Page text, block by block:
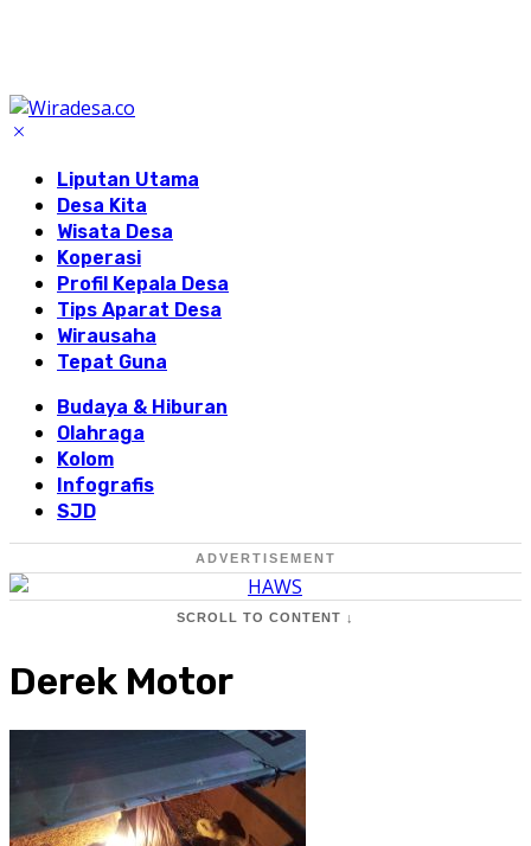
Liputan Utama
Desa Kita
Wisata Desa
Koperasi
Profil Kepala Desa
Tips Aparat Desa
Wirausaha
Tepat Guna
Budaya & Hiburan
Olahraga
Kolom
Infografis
SJD
ADVERTISEMENT
SCROLL TO CONTENT ↓
Derek Motor